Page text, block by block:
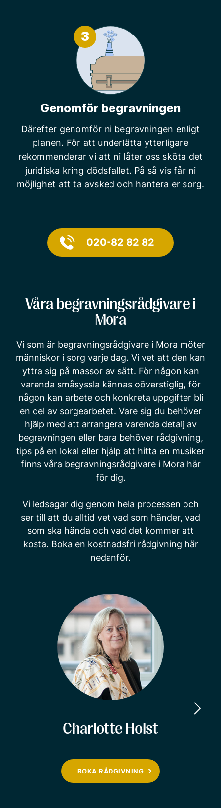
3
Genomför begravningen
Därefter genomför ni begravningen enligt
planen. För att underlätta ytterligare
rekommenderar vi att ni låter oss sköta det
juridiska kring dödsfallet. På så vis får ni
möjlighet att ta avsked och hantera er sorg.
020-82 82 82
Våra begravningsrådgivare i
Mora
Vi som är begravningsrådgivare i Mora möter
människor i sorg varje dag. Vi vet att den kan
yttra sig på massor av sätt. För någon kan
varenda småsyssla kännas oöverstiglig, för
någon kan arbete och konkreta uppgifter bli
en del av sorgearbetet. Vare sig du behöver
hjälp med att arrangera varenda detalj av
begravningen eller bara behöver rådgivning,
tips på en lokal eller hjälp att hitta en musiker
finns våra begravningsrådgivare i Mora här
för dig.
Vi ledsagar dig genom hela processen och
ser till att du alltid vet vad som händer, vad
som ska hända och vad det kommer att
kosta. Boka en kostnadsfri rådgivning här
nedanför.
Charlotte Holst
BOKA RÅDGIVNING